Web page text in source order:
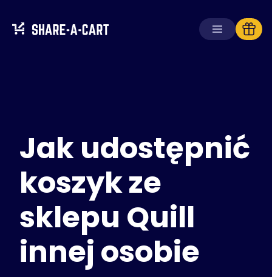
Rozwiązania
Dla konsumentów
Dla szkół
Dla firm
Zdobądź
Zaloguj się
Jak udostępnić
koszyk ze
sklepu Quill
innej osobie